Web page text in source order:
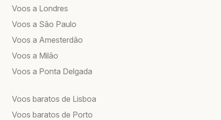
Voos a Londres
Voos a São Paulo
Voos a Amesterdão
Voos a Milão
Voos a Ponta Delgada
Voos baratos de Lisboa
Voos baratos de Porto